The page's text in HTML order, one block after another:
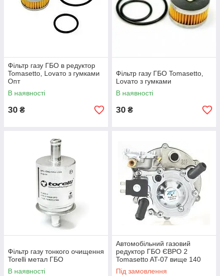
Фільтр газу ГБО в редуктор
Tomasetto, Lovaто з гумками
Опт
В наявності
30 ₴
Фільтр газу ГБО Tomasetto,
Lovaто з гумками
В наявності
30 ₴
Фільтр газу тонкого очищення
Torelli метал ГБО
В наявності
Автомобільний газовий
редуктор ГБО ЄВРО 2
Tomasetto AT-07 вище 140
л.с.
Під замовлення